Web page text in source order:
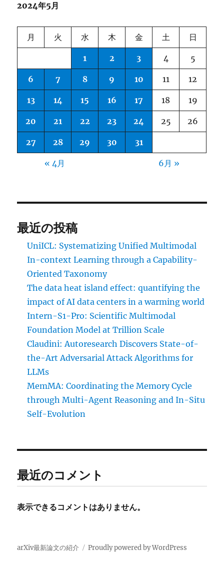
2024年5月
月 火 水 木 金 土 日
1 2 3 4 5
6 7 8 9 10 11 12
13 14 15 16 17 18 19
20 21 22 23 24 25 26
27 28 29 30 31
« 4月 6月 »
最近の投稿
UniICL: Systematizing Unified Multimodal
In-context Learning through a Capability-
Oriented Taxonomy
The data heat island effect: quantifying the
impact of AI data centers in a warming world
Intern-S1-Pro: Scientific Multimodal
Foundation Model at Trillion Scale
Claudini: Autoresearch Discovers State-of-
the-Art Adversarial Attack Algorithms for
LLMs
MemMA: Coordinating the Memory Cycle
through Multi-Agent Reasoning and In-Situ
Self-Evolution
最近のコメント
表示できるコメントはありません。
arXiv最新論文の紹介 Proudly powered by WordPress